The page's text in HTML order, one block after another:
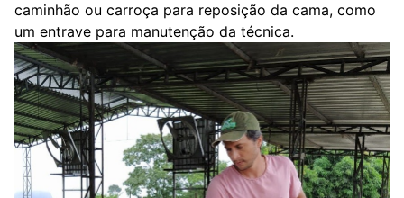
caminhão ou carroça para reposição da cama, como
um entrave para manutenção da técnica.